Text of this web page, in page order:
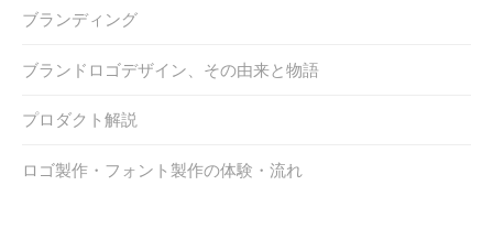
ブランディング
ブランドロゴデザイン、その由来と物語
プロダクト解説
ロゴ製作・フォント製作の体験・流れ